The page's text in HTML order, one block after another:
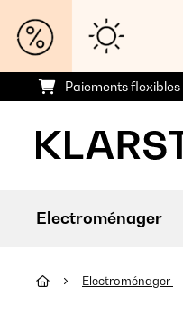
Paiements flexibles
Electroménager
Electroménager